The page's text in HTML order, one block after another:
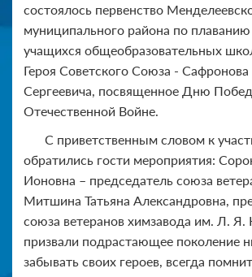
состоялось первенство
муниципального района по
учащихся общеобразовательных
Героя Советского Союза - Сафронова
Сергеевича, посвященное Дню
Отечественной Войне.
С приветственным словом к
обратились гости мероприятия:
Ионовна – председатель союза
Митшина Татьяна Александровна,
союза ветеранов химзавода им. Л. Я.
призвали подрастающее поколение
забывать своих героев, всегда